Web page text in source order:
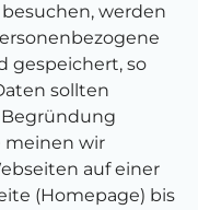
werden
gespeichert, so
sollten
meinen wir
auf einer
(Homepage) bis